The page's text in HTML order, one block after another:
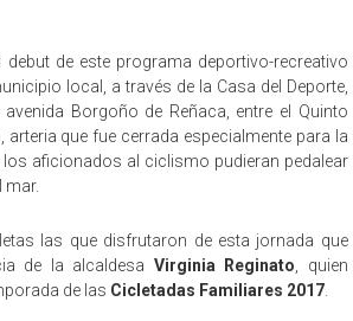
debut de este programa deportivo-recreativo
local, a través de la Casa del Deporte,
Borgoño de Reñaca, entre el Quinto
arteria que fue cerrada especialmente para la
aficionados al ciclismo pudieran pedalear
mar.
las que disfrutaron de esta jornada que
de la alcaldesa Virginia Reginato , quien
de las Cicletadas Familiares 2017